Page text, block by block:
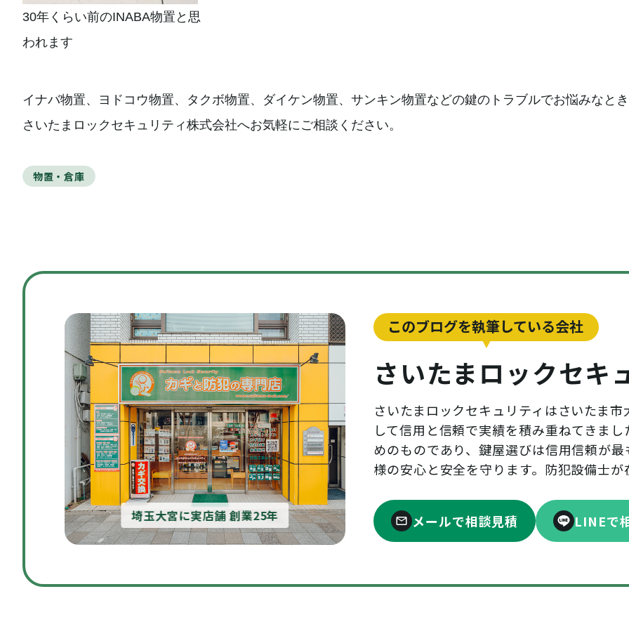
30年くらい前のINABA物置と思
われます
イナバ物置、ヨドコウ物置、タクボ物置、ダイケン物置、サンキン物置などの鍵のトラブルでお悩みなと
さいたまロックセキュリティ株式会社へお気軽にご相談ください。
物置・倉庫
埼玉大宮に実店舗 創業25年
このブログを執筆している会社
さいたまロックセキ
さいたまロックセキュリティはさいたま
して信用と信頼で実績を積み重ねてきま
めのものであり、鍵屋選びは信用信頼が
様の安心と安全を守ります。防犯設備士が
メールで相談見積 LINEで